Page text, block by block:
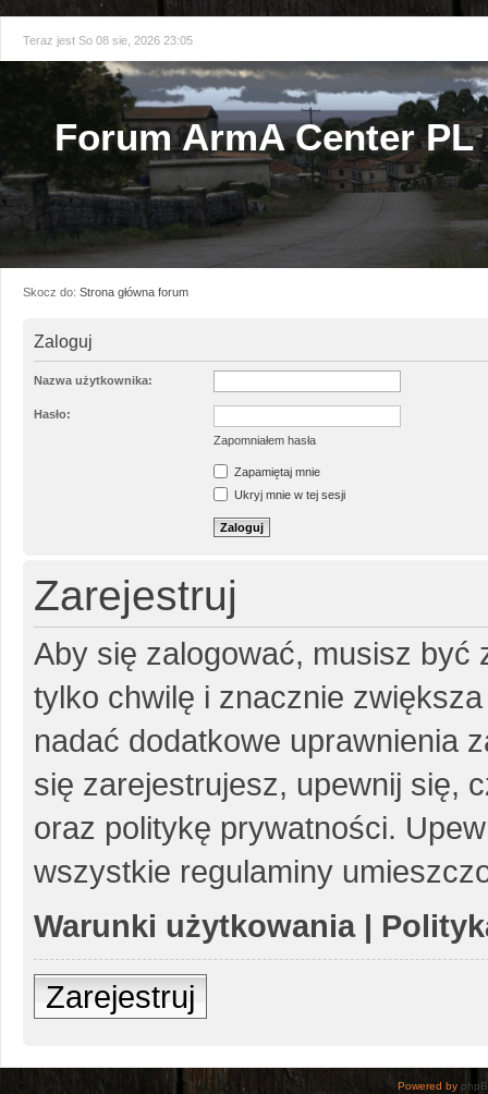
Teraz jest So 08 sie, 2026 23:05
Forum ArmA Center PL
Skocz do: Strona główna forum
Zaloguj
Nazwa użytkownika:
Hasło:
Zapomniałem hasła
Zapamiętaj mnie
Ukryj mnie w tej sesji
Zarejestruj
Aby się zalogować, musisz być
tylko chwilę i znacznie
nadać dodatkowe uprawnienia
się zarejestrujesz, upewnij się,
oraz politykę prywatności.
wszystkie regulaminy
Warunki użytkowania|
Zarejestruj
Powered by